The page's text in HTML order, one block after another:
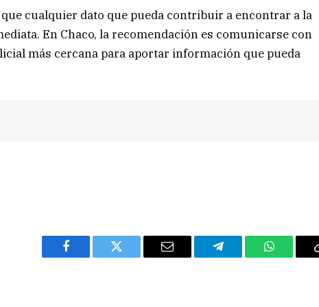
cualquier dato que pueda contribuir a encontrar a la
En Chaco, la recomendación es comunicarse con
más cercana para aportar información que pueda
Facebook Twitter Email Telegram